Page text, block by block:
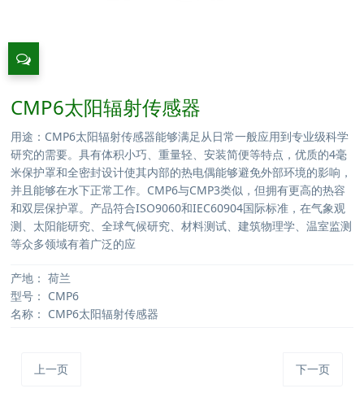
CMP6太阳辐射传感器
用途：CMP6太阳辐射传感器能够满足从日常一般应用到专业级科学
研究的需要。具有体积小巧、重量轻、安装简便等特点，优质的4毫
米保护罩和全密封设计使其内部的热电偶能够避免外部环境的影响，
并且能够在水下正常工作。CMP6与CMP3类似，但拥有更高的热容
和双层保护罩。产品符合ISO9060和IEC60904国际标准，在气象观
测、太阳能研究、全球气候研究、材料测试、建筑物理学、温室监测
等众多领域有着广泛的应
产地： 荷兰
型号： CMP6
名称： CMP6太阳辐射传感器
上一页 下一页